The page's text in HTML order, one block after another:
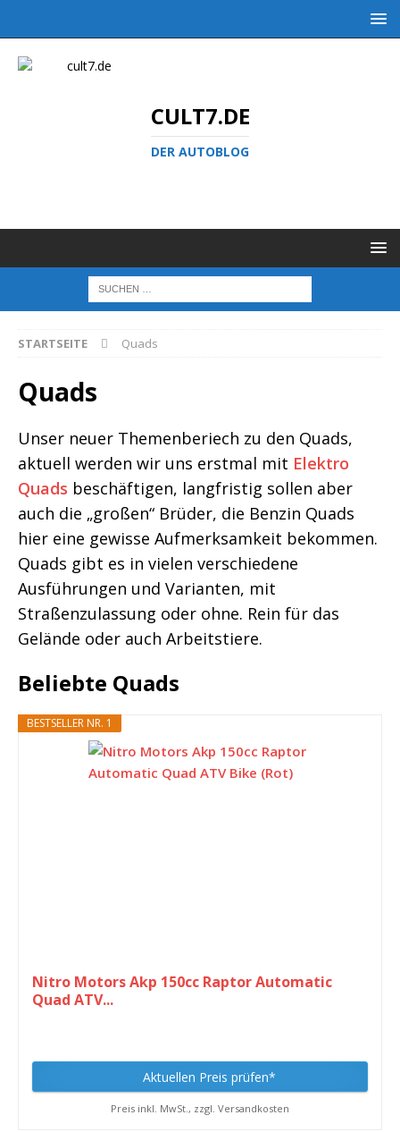
CULT7.DE
DER AUTOBLOG
STARTSEITE Quads
Quads
Unser neuer Themenberiech zu den Quads,
aktuell werden wir uns erstmal mit Elektro
Quads beschäftigen, langfristig sollen aber
auch die „großen“ Brüder, die Benzin Quads
hier eine gewisse Aufmerksamkeit bekommen.
Quads gibt es in vielen verschiedene
Ausführungen und Varianten, mit
Straßenzulassung oder ohne. Rein für das
Gelände oder auch Arbeitstiere.
Beliebte Quads
BESTSELLER NR. 1
Nitro Motors Akp 150cc Raptor Automatic
Quad ATV...
Aktuellen Preis prüfen*
Preis inkl. MwSt., zzgl. Versandkosten